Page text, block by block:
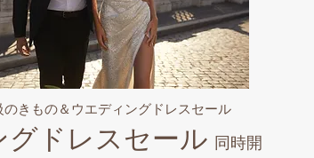
きもの＆ウエディングドレスセール
グドレスセール 同時開